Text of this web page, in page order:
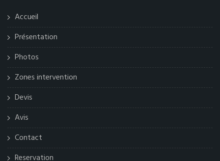
Accueil
Présentation
Photos
Zones intervention
Devis
Avis
Contact
Reservation